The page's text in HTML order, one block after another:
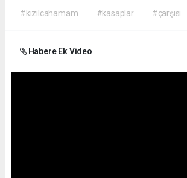
#kızılcahamam #kasaplar #çarşısı
Habere Ek Video